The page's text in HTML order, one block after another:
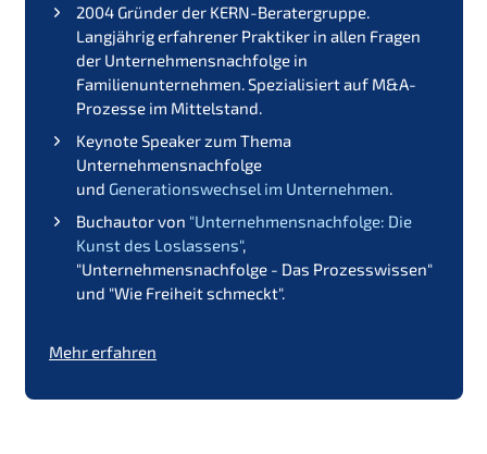
2004 Gründer der KERN-Beratergruppe.
Langjährig erfahrener Praktiker in allen Fragen
der Unternehmensnachfolge in
Familienunternehmen. Spezialisiert auf M&A-
Prozesse im Mittelstand.
Keynote Speaker zum Thema
Unternehmensnachfolge
und Generationswechsel im Unternehmen.
Buchautor von "Unternehmensnachfolge: Die
Kunst des Loslassens",
"Unternehmensnachfolge - Das Prozesswissen"
und "Wie Freiheit schmeckt".
Mehr erfahren